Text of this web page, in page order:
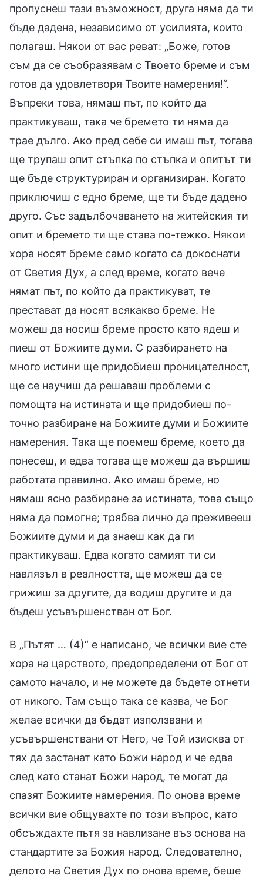
пропуснеш тази възможност, друга няма да ти
бъде дадена, независимо от усилията, които
полагаш. Някои от вас реват: „Боже, готов
съм да се съобразявам с Твоето бреме и съм
готов да удовлетворя Твоите намерения!“.
Въпреки това, нямаш път, по който да
практикуваш, така че бремето ти няма да
трае дълго. Ако пред себе си имаш път, тогава
ще трупаш опит стъпка по стъпка и опитът ти
ще бъде структуриран и организиран. Когато
приключиш с едно бреме, ще ти бъде дадено
друго. Със задълбочаването на житейския ти
опит и бремето ти ще става по-тежко. Някои
хора носят бреме само когато са докоснати
от Светия Дух, а след време, когато вече
нямат път, по който да практикуват, те
престават да носят всякакво бреме. Не
можеш да носиш бреме просто като ядеш и
пиеш от Божиите думи. С разбирането на
много истини ще придобиеш проницателност,
ще се научиш да решаваш проблеми с
помощта на истината и ще придобиеш по-
точно разбиране на Божиите думи и Божиите
намерения. Така ще поемеш бреме, което да
понесеш, и едва тогава ще можеш да вършиш
работата правилно. Ако имаш бреме, но
нямаш ясно разбиране за истината, това също
няма да помогне; трябва лично да преживееш
Божиите думи и да знаеш как да ги
практикуваш. Едва когато самият ти си
навлязъл в реалността, ще можеш да се
грижиш за другите, да водиш другите и да
бъдеш усъвършенстван от Бог.
В „Пътят … (4)“ е написано, че всички вие сте
хора на царството, предопределени от Бог от
самото начало, и не можете да бъдете отнети
от никого. Там също така се казва, че Бог
желае всички да бъдат използвани и
усъвършенствани от Него, че Той изисква от
тях да застанат като Божи народ и че едва
след като станат Божи народ, те могат да
спазят Божиите намерения. По онова време
всички вие общувахте по този въпрос, като
обсъждахте пътя за навлизане въз основа на
стандартите за Божия народ. Следователно,
делото на Светия Дух по онова време, беше